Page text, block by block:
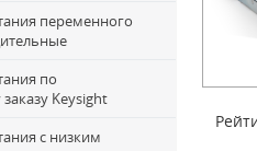
переменного
по
Keysight
с низким